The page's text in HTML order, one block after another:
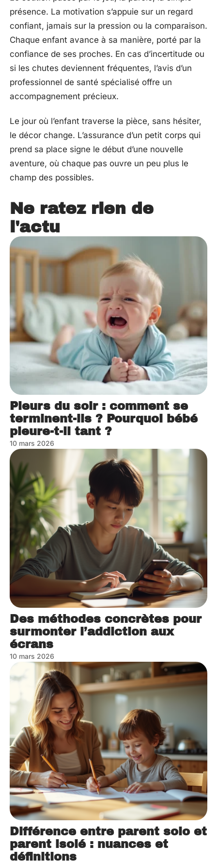
présence. La motivation s’appuie sur un regard
confiant, jamais sur la pression ou la comparaison.
Chaque enfant avance à sa manière, porté par la
confiance de ses proches. En cas d’incertitude ou
si les chutes deviennent fréquentes, l’avis d’un
professionnel de santé spécialisé offre un
accompagnement précieux.
Le jour où l’enfant traverse la pièce, sans hésiter,
le décor change. L’assurance d’un petit corps qui
prend sa place signe le début d’une nouvelle
aventure, où chaque pas ouvre un peu plus le
champ des possibles.
Ne ratez rien de
l'actu
Pleurs du soir : comment se
terminent-ils ? Pourquoi bébé
pleure-t-il tant ?
10 mars 2026
Des méthodes concrètes pour
surmonter l’addiction aux
écrans
10 mars 2026
Différence entre parent solo et
parent isolé : nuances et
définitions